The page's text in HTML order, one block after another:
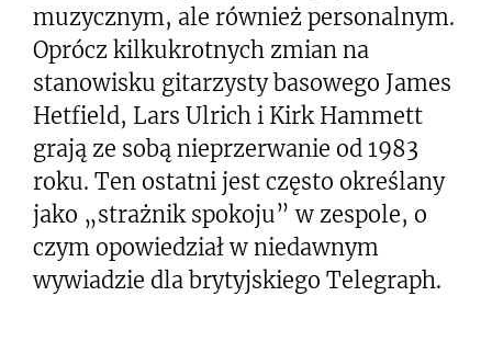
muzycznym, ale również personalnym.
Oprócz kilkukrotnych zmian na
stanowisku gitarzysty basowego James
Hetfield, Lars Ulrich i Kirk Hammett
grają ze sobą nieprzerwanie od 1983
roku. Ten ostatni jest często określany
jako „strażnik spokoju” w zespole, o
czym opowiedział w niedawnym
wywiadzie dla brytyjskiego Telegraph.